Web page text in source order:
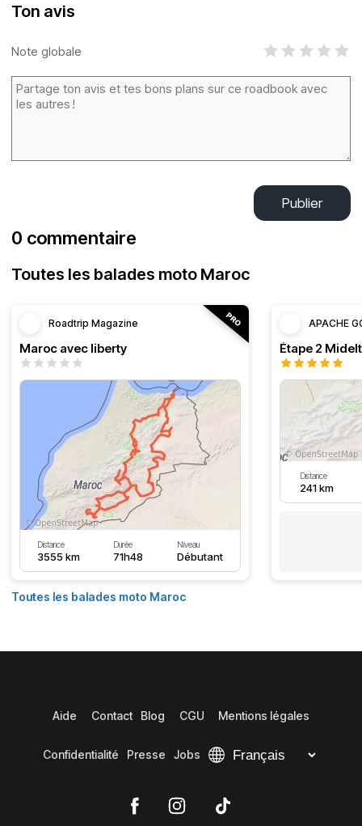
Ton avis
Note globale
Publier
0 commentaire
Toutes les balades moto Maroc
Roadtrip Magazine
Maroc avec liberty
Distance
3555 km
Durée
71h48
Niveau
Débutant
APACHE
Distance
241 km
Toutes les balades moto Maroc
Aide Contact Blog CGU Mentions légales
Confidentialité Presse Jobs